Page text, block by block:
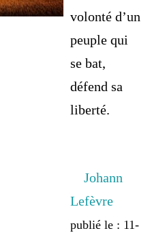
volonté d’un
peuple qui
se bat,
défend sa
liberté.
Johann
Lefèvre
publié le : 11-